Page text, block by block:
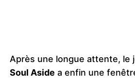
Après une longue attente, le
Soul Aside a enfin une